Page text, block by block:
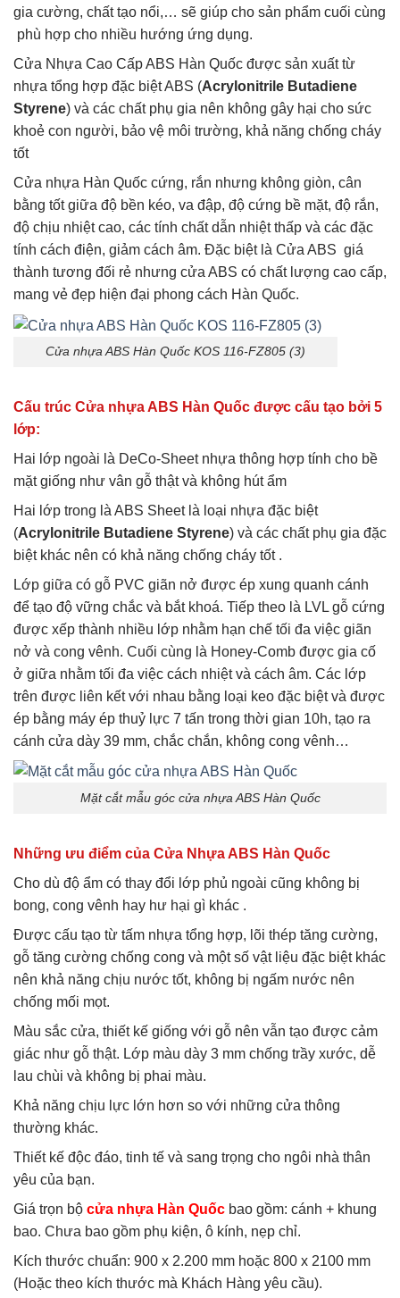
gia cường, chất tạo nổi,… sẽ giúp cho sản phẩm cuối cùng
phù hợp cho nhiều hướng ứng dụng.
Cửa Nhựa Cao Cấp ABS Hàn Quốc được sản xuất từ
nhựa tổng hợp đặc biệt ABS (Acrylonitrile Butadiene
Styrene) và các chất phụ gia nên không gây hại cho sức
khoẻ con người, bảo vệ môi trường, khả năng chống cháy
tốt
Cửa nhựa Hàn Quốc cứng, rắn nhưng không giòn, cân
bằng tốt giữa độ bền kéo, va đập, độ cứng bề mặt, độ rắn,
độ chịu nhiệt cao, các tính chất dẫn nhiệt thấp và các đặc
tính cách điện, giảm cách âm. Đặc biệt là Cửa ABS giá
thành tương đối rẻ nhưng cửa ABS có chất lượng cao cấp,
mang vẻ đẹp hiện đại phong cách Hàn Quốc.
Cửa nhựa ABS Hàn Quốc KOS 116-FZ805 (3)
Cấu trúc Cửa nhựa ABS Hàn Quốc được cấu tạo bởi 5
lớp:
Hai lớp ngoài là DeCo-Sheet nhựa thông hợp tính cho bề
mặt giống như vân gỗ thật và không hút ẩm
Hai lớp trong là ABS Sheet là loại nhựa đặc biệt
(Acrylonitrile Butadiene Styrene) và các chất phụ gia đặc
biệt khác nên có khả năng chống cháy tốt .
Lớp giữa có gỗ PVC giãn nở được ép xung quanh cánh
để tạo độ vững chắc và bắt khoá. Tiếp theo là LVL gỗ cứng
được xếp thành nhiều lớp nhằm hạn chế tối đa việc giãn
nở và cong vênh. Cuối cùng là Honey-Comb được gia cố
ở giữa nhằm tối đa việc cách nhiệt và cách âm. Các lớp
trên được liên kết với nhau bằng loại keo đặc biệt và được
ép bằng máy ép thuỷ lực 7 tấn trong thời gian 10h, tạo ra
cánh cửa dày 39 mm, chắc chắn, không cong vênh…
Mặt cắt mẫu góc cửa nhựa ABS Hàn Quốc
Những ưu điểm của Cửa Nhựa ABS Hàn Quốc
Cho dù độ ẩm có thay đổi lớp phủ ngoài cũng không bị
bong, cong vênh hay hư hại gì khác .
Được cấu tạo từ tấm nhựa tổng hợp, lõi thép tăng cường,
gỗ tăng cường chống cong và một số vật liệu đặc biệt khác
nên khả năng chịu nước tốt, không bị ngấm nước nên
chống mối mọt.
Màu sắc cửa, thiết kế giống với gỗ nên vẫn tạo được cảm
giác như gỗ thật. Lớp màu dày 3 mm chống trầy xước, dễ
lau chùi và không bị phai màu.
Khả năng chịu lực lớn hơn so với những cửa thông
thường khác.
Thiết kế độc đáo, tinh tế và sang trọng cho ngôi nhà thân
yêu của bạn.
Giá trọn bộ cửa nhựa Hàn Quốc bao gồm: cánh + khung
bao. Chưa bao gồm phụ kiện, ô kính, nẹp chỉ.
Kích thước chuẩn: 900 x 2.200 mm hoặc 800 x 2100 mm
(Hoặc theo kích thước mà Khách Hàng yêu cầu).